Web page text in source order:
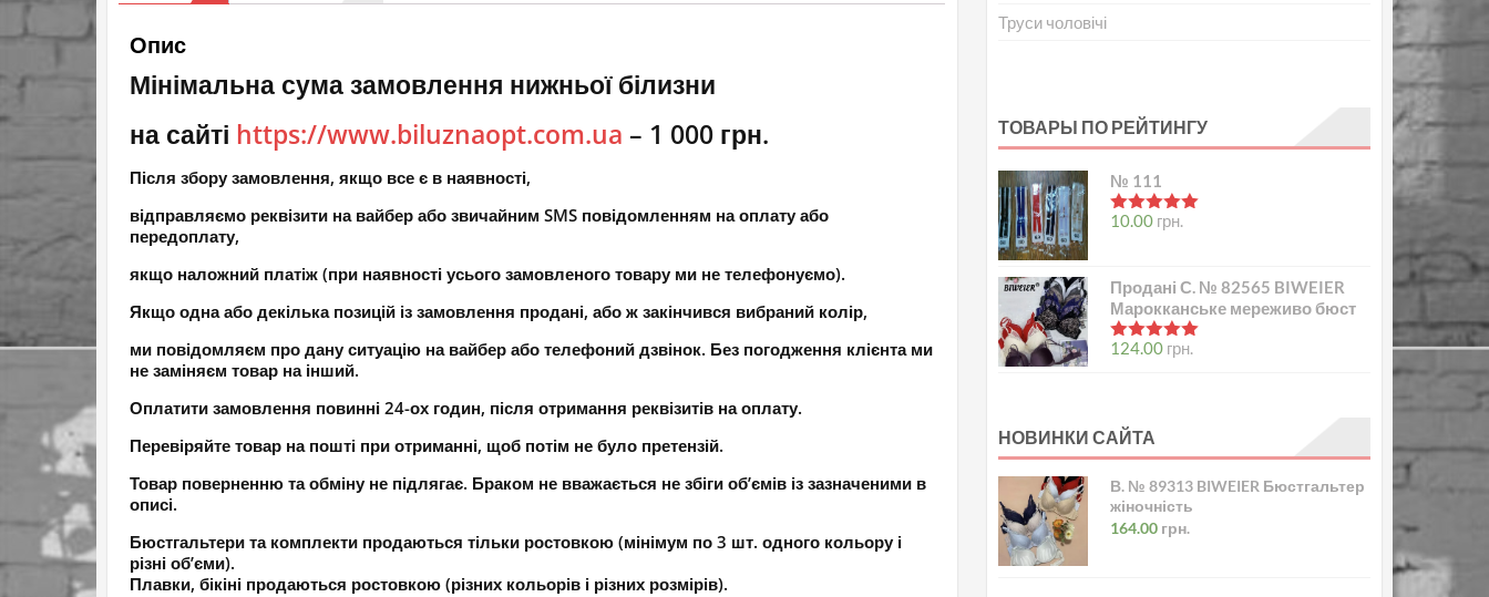
Опис
Мінімальна сума замовлення нижньої білизни
на сайті https://www.biluznaopt.com.ua – 1 000 грн.
Після збору замовлення, якщо все є в наявності,
відправляємо реквізити на вайбер або звичайним SMS повідомленням на оплату або
передоплату,
якщо наложний платіж (при наявності усього замовленого товару ми не телефонуємо).
Якщо одна або декілька позицій із замовлення продані, або ж закінчився вибраний колір,
ми повідомляєм про дану ситуацію на вайбер або телефоний дзвінок. Без погодження клієнта ми
не заміняєм товар на інший.
Оплатити замовлення повинні 24-ох годин, після отримання реквізитів на оплату.
Перевіряйте товар на пошті при отриманні, щоб потім не було претензій.
Товар поверненню та обміну не підлягає. Браком не вважається не збіги об’ємів із зазначеними в
описі.
Бюстгальтери та комплекти продаються тільки ростовкою (мінімум по 3 шт. одного кольору і
різні об’єми).
Плавки, бікіні продаються ростовкою (різних кольорів і різних розмірів).
Труси чоловічі
ТОВАРЫ ПО РЕЙТИНГУ
№ 111
в5.00з 5
10.00 грн.
Продані С. № 82565 BIWEIER
Марокканське мереживо бюст
в5.00з 5
124.00 грн.
НОВИНКИ САЙТА
В. № 89313 BIWEIER Бюстгальтер
жіночність
164.00 грн.